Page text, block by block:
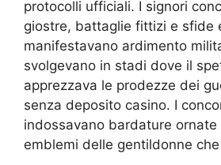
protocolli ufficiali. I signori
giostre, battaglie fittizi e sfide
manifestavano ardimento
svolgevano in stadi dove il
apprezzava le prodezze dei
senza deposito casino. I
indossavano bardature ornate
emblemi delle gentildonne